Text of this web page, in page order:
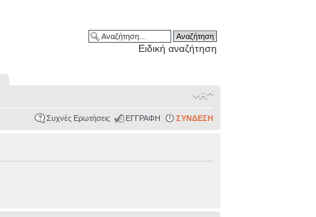
Ειδική αναζήτηση
Συχνές Ερωτήσεις ΕΓΓΡΑΦΗ ΣΥΝΔΕΣΗ